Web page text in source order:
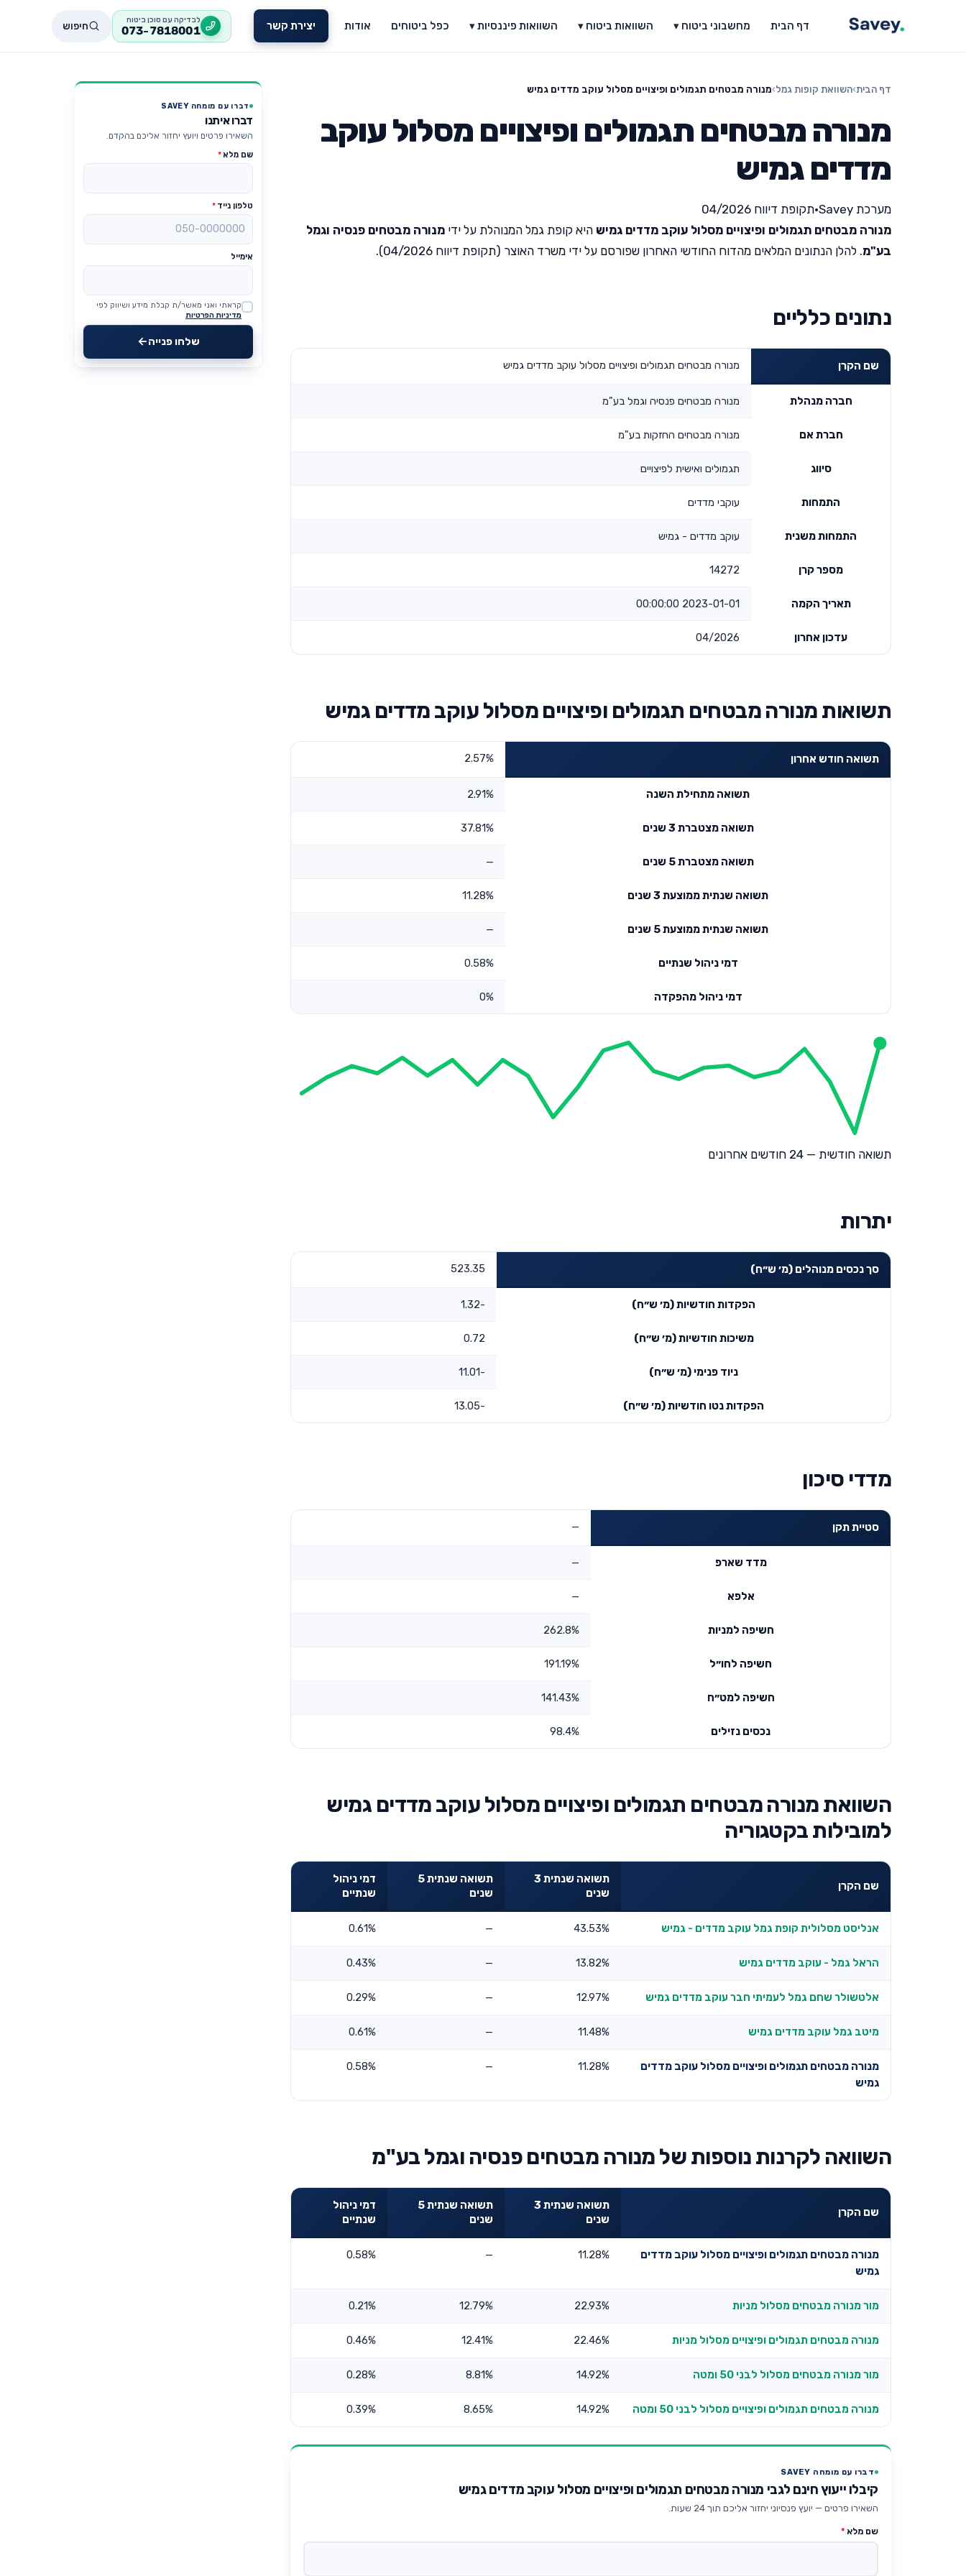
דף הבית מחשבוני ביטוח ▾ השוואות ביטוח ▾ השוואות פיננסיות ▾ כפל ביטוחים אודות יצירת קשר לבדיקה עם סוכן ביטוח
073-7818001 חיפוש
דף הבית›השוואת קופות גמל›מנורה מבטחים תגמולים ופיצויים מסלול עוקב מדדים גמיש
מנורה מבטחים תגמולים ופיצויים מסלול עוקב
מדדים גמיש
מערכת Savey •תקופת דיווח 04/2026
מנורה מבטחים תגמולים ופיצויים מסלול עוקב מדדים גמיש היא קופת גמל המנוהלת על ידי מנורה מבטחים פנסיה וגמל
בע"מ. להלן הנתונים המלאים מהדוח החודשי האחרון שפורסם על ידי משרד האוצר (תקופת דיווח 04/2026).
נתונים כלליים
שם הקרן מנורה מבטחים תגמולים ופיצויים מסלול עוקב מדדים גמיש
חברה מנהלת מנורה מבטחים פנסיה וגמל בע"מ
חברת אם מנורה מבטחים החזקות בע"מ
סיווג תגמולים ואישית לפיצויים
התמחות עוקבי מדדים
התמחות משנית עוקב מדדים - גמיש
מספר קרן 14272
תאריך הקמה 2023-01-01 00:00:00
עדכון אחרון 04/2026
תשואות מנורה מבטחים תגמולים ופיצויים מסלול עוקב מדדים גמיש
תשואה חודש אחרון 2.57%
תשואה מתחילת השנה 2.91%
תשואה מצטברת 3 שנים 37.81%
תשואה מצטברת 5 שנים —
תשואה שנתית ממוצעת 3 שנים 11.28%
תשואה שנתית ממוצעת 5 שנים —
דמי ניהול שנתיים 0.58%
דמי ניהול מהפקדה 0%
תשואה חודשית — 24 חודשים אחרונים
יתרות
סך נכסים מנוהלים (מ׳ ש״ח) 523.35
הפקדות חודשיות (מ׳ ש״ח) -1.32
משיכות חודשיות (מ׳ ש״ח) 0.72
ניוד פנימי (מ׳ ש״ח) -11.01
הפקדות נטו חודשיות (מ׳ ש״ח) -13.05
מדדי סיכון
סטיית תקן —
מדד שארפ —
אלפא —
חשיפה למניות 262.8%
חשיפה לחו״ל 191.19%
חשיפה למט״ח 141.43%
נכסים נזילים 98.4%
השוואת מנורה מבטחים תגמולים ופיצויים מסלול עוקב מדדים גמיש
למובילות בקטגוריה
שם הקרן
תשואה שנתית 3
שנים
תשואה שנתית 5
שנים
דמי ניהול
שנתיים
אנליסט מסלולית קופת גמל עוקב מדדים - גמיש 43.53%
—
0.61%
הראל גמל - עוקב מדדים גמיש 13.82%
—
0.43%
אלטשולר שחם גמל לעמיתי חבר עוקב מדדים גמיש 12.97%
—
0.29%
מיטב גמל עוקב מדדים גמיש 11.48%
—
0.61%
מנורה מבטחים תגמולים ופיצויים מסלול עוקב מדדים
גמיש
11.28%
—
0.58%
השוואה לקרנות נוספות של מנורה מבטחים פנסיה וגמל בע"מ
שם הקרן
תשואה שנתית 3
שנים
תשואה שנתית 5
שנים
דמי ניהול
שנתיים
מנורה מבטחים תגמולים ופיצויים מסלול עוקב מדדים
גמיש
11.28%
—
0.58%
מור מנורה מבטחים מסלול מניות 22.93%
12.79%
0.21%
מנורה מבטחים תגמולים ופיצויים מסלול מניות 22.46%
12.41%
0.46%
מור מנורה מבטחים מסלול לבני 50 ומטה 14.92%
8.81%
0.28%
מנורה מבטחים תגמולים ופיצויים מסלול לבני 50 ומטה 14.92%
8.65%
0.39%
דברו עם מומחה SAVEY
קיבלו ייעוץ חינם לגבי מנורה מבטחים תגמולים ופיצויים מסלול עוקב מדדים גמיש
השאירו פרטים — יועץ פנסיוני יחזור אליכם תוך 24 שעות.
שם מלא *
דברו עם מומחה SAVEY
דברו איתנו
השאירו פרטים ויועץ יחזור אליכם בהקדם.
שם מלא*
טלפון נייד *
אימייל
Website
קראתי ואני מאשר/ת קבלת מידע ושיווק לפי
מדיניות הפרטיות
שלחו פנייה